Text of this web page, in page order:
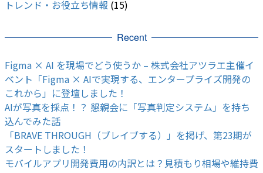
トレンド・お役立ち情報 (15)
Recent
Figma × AI を現場でどう使うか – 株式会社アツラエ主催イ
ベント「Figma × AIで実現する、エンタープライズ開発の
これから」に登壇しました！
AIが写真を採点！？ 懇親会に「写真判定システム」を持ち
込んでみた話
「BRAVE THROUGH（ブレイブする）」を掲げ、第23期が
スタートしました！
モバイルアプリ開発費用の内訳とは？見積もり相場や維持費